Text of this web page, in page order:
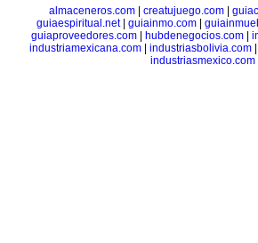
almaceneros.com
creatujuego.com
guiaespiritual.net| guiainmo.com
guiaproveedores.com
hubdenegocios.com
industriamexicana.com| industriasbolivia.com
industriasmexico.com